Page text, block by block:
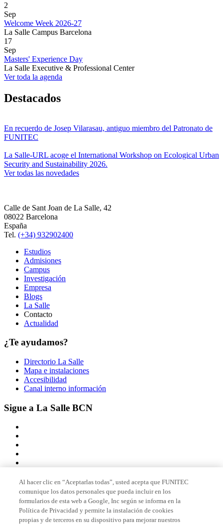
2
Sep
Welcome Week 2026-27
La Salle Campus Barcelona
17
Sep
Masters' Experience Day
La Salle Executive & Professional Center
Ver toda la agenda
Destacados
En recuerdo de Josep Vilarasau, antiguo miembro del Patronato de
FUNITEC
La Salle-URL acoge el International Workshop on Ecological Urban
Security and Sustainability 2026.
Ver todas las novedades
Calle de Sant Joan de La Salle, 42
08022 Barcelona
España
Tel. (+34) 932902400
Estudios
Admisiones
Campus
Investigación
Empresa
Blogs
La Salle
Contacto
Actualidad
¿Te ayudamos?
Directorio La Salle
Mapa e instalaciones
Accesibilidad
Canal interno información
Sigue a La Salle BCN
Miembro de
Al hacer clic en “Aceptarlas todas”, usted acepta que FUNITEC
comunique los datos personales que pueda incluir en los
formularios de esta web a Google, Inc según se informa en la
Política de Privacidad y permite la instalación de cookies
propias y de terceros en su dispositivo para mejorar nuestros